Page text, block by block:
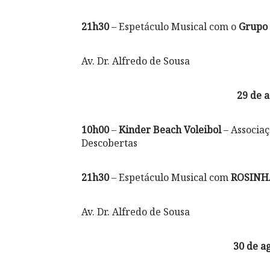
21h30– Espetáculo Musical com o Grupo
Av. Dr. Alfredo de Sousa
29 de
10h00–Kinder Beach Voleibol–
Descobertas
21h30– Espetáculo Musical com
Av. Dr. Alfredo de Sousa
30 de